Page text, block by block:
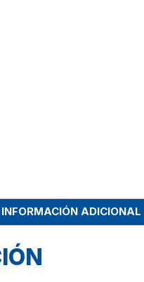
INFORMACIÓN ADICIONAL